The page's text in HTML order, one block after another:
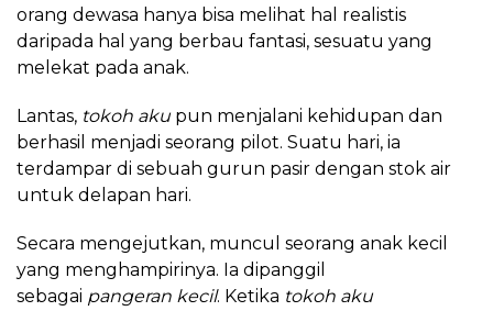
orang dewasa hanya bisa melihat hal realistis
daripada hal yang berbau fantasi, sesuatu yang
melekat pada anak.
Lantas, tokoh aku pun menjalani kehidupan dan
berhasil menjadi seorang pilot. Suatu hari, ia
terdampar di sebuah gurun pasir dengan stok air
untuk delapan hari.
Secara mengejutkan, muncul seorang anak kecil
yang menghampirinya. Ia dipanggil
sebagai pangeran kecil. Ketika tokoh aku